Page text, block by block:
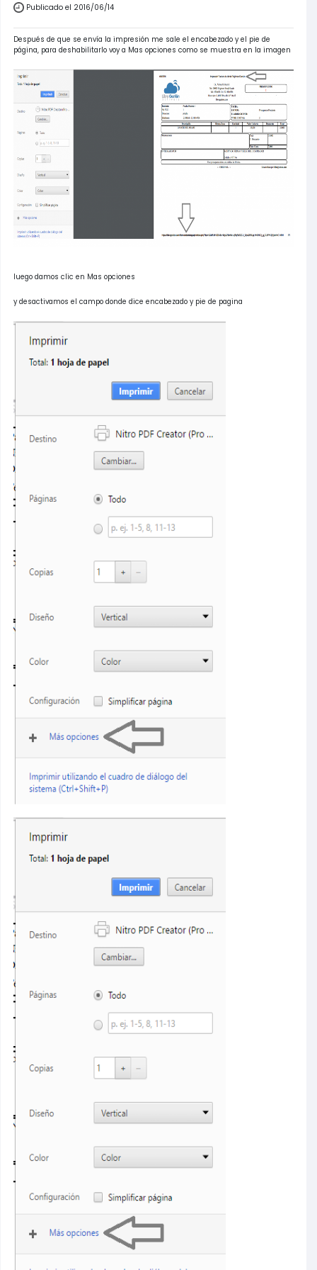
Publicado el 2016/06/14
Después de que se envía la impresión me sale el encabezado y el pie de
página, para deshabilitarlo voy a Mas opciones como se muestra en la imagen
luego damos clic en Mas opciones
y desactivamos el campo donde dice encabezado y pie de pagina